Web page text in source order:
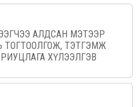
АЛДСАН МЭТЭЭР
ТОГТООЛГОЖ, ТЭТГЭМЖ
ХҮЛЭЭЛГЭВ